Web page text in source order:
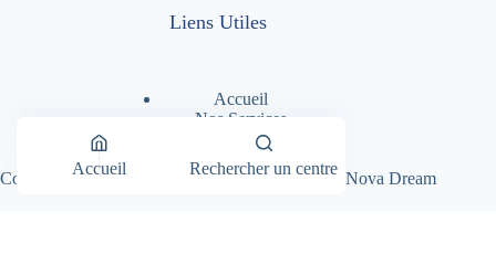
Liens Utiles
Accueil
Nos Services
Nos Centres Dentaires
A Propos
Copyright © 2026 - Dentimad |Création Site par Nova Dream
Accueil Rechercher un centre